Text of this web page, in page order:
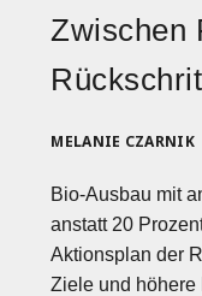
Zwischen
MELANIE CZARNIK
Bio-Ausbau mit
anstatt 20
Aktionsplan der
Ziele und höhere